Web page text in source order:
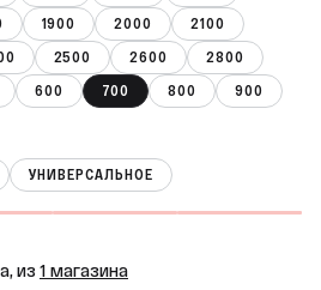
1900 2000
2100
2500 2600
2800
600 700 800 900
УНИВЕРСАЛЬНОЕ
из 1 магазина